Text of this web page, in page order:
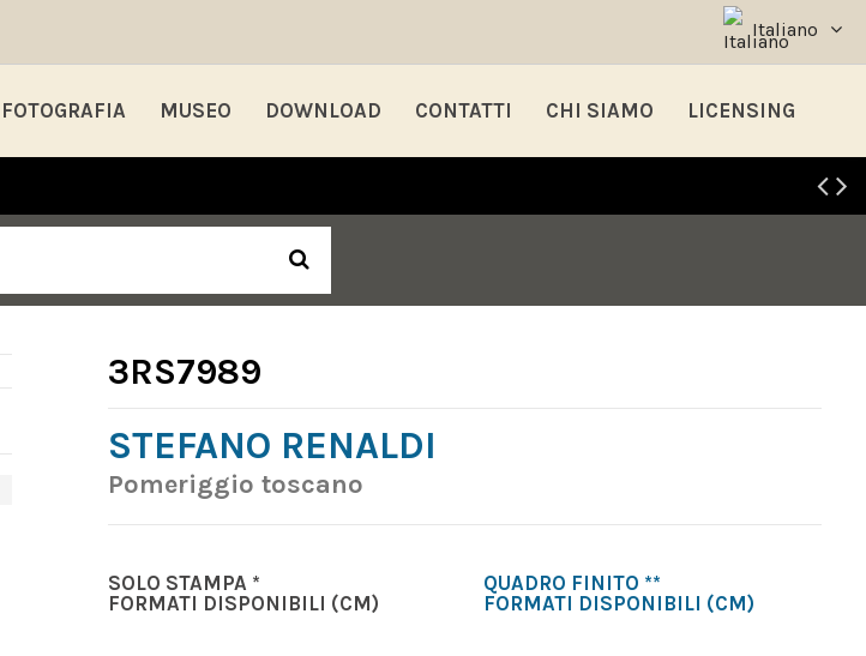
Italiano
FOTOGRAFIA MUSEO DOWNLOAD CONTATTI CHI SIAMO LICENSING
3RS7989
STEFANO RENALDI
Pomeriggio toscano
SOLO STAMPA *
FORMATI DISPONIBILI (CM)
QUADRO FINITO **
FORMATI DISPONIBILI (CM)